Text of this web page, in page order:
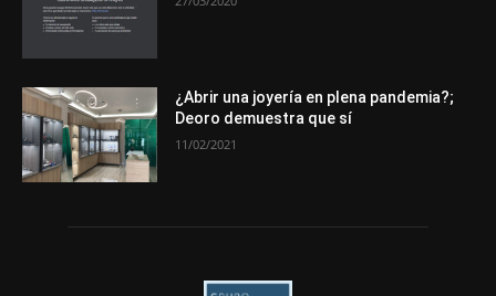
¿Abrir una joyería en plena pandemia?;
Deoro demuestra que sí
11/02/2021